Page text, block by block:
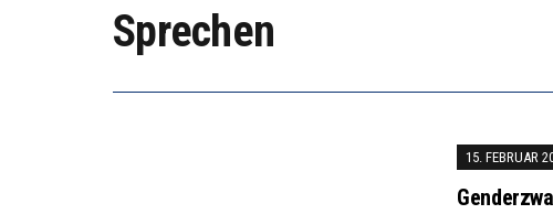
Sprechen
15. FEBRUAR